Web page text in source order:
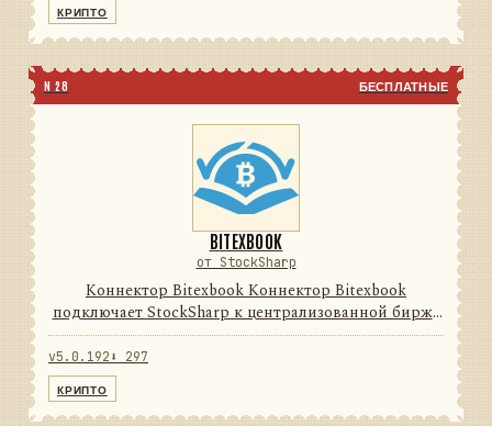
КРИПТО
N 28 БЕСПЛАТНЫЕ
BITEXBOOK
от StockSharp
Коннектор Bitexbook Коннектор Bitexbook
подключает StockSharp к централизованной бирже
цифровых активов. Он переводит данные и
операции провайдера в единую модель сообщений
v5.0.192 ⬇ 297
КРИПТО